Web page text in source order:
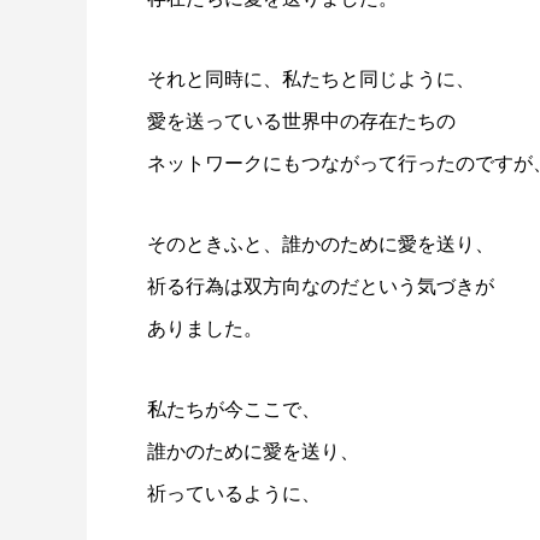
それと同時に、私たちと同じように、
愛を送っている世界中の存在たちの
ネットワークにもつながって行ったのですが
そのときふと、誰かのために愛を送り、
祈る行為は双方向なのだという気づきが
ありました。
私たちが今ここで、
誰かのために愛を送り、
祈っているように、